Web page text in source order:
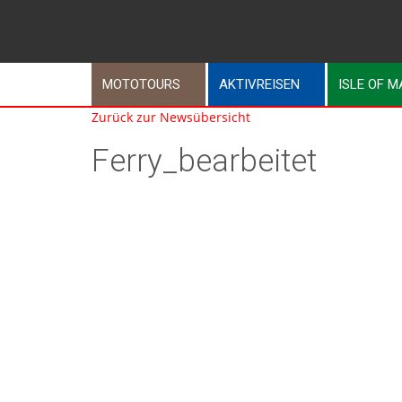
MOTOTOURS AKTIVREISEN ISLE OF
Zurück zur Newsübersicht
Ferry_bearbeitet